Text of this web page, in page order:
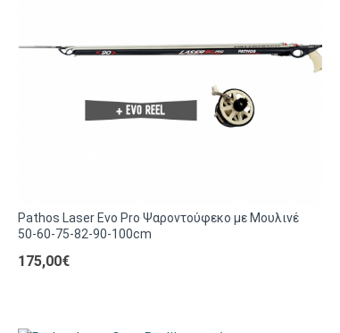
Pathos Laser Evo Pro Ψαροντούφεκο με Μουλινέ
50-60-75-82-90-100cm
175,00€